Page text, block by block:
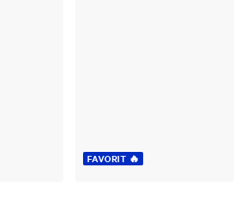
FAVORIT 🔥